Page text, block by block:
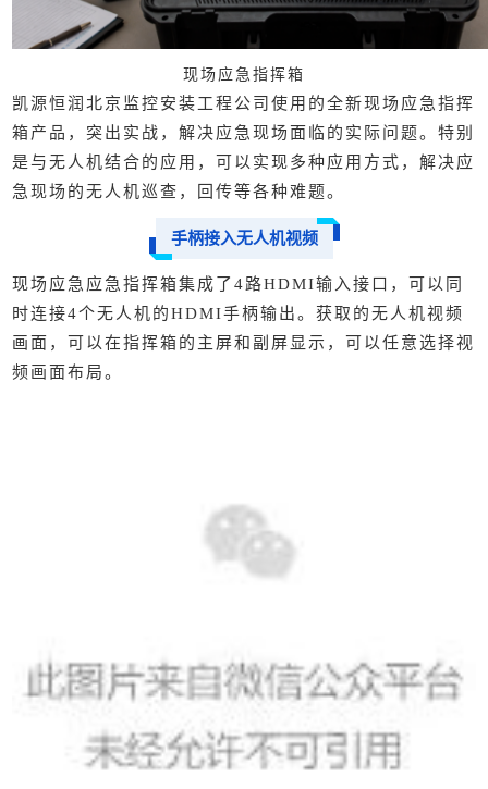
现场应急指挥箱
凯源恒润北京监控安装工程公司使用 的全新现场应急指挥
箱产品，突出实战，解决应急现场面临的实际问题。特别
是与无人机结合的应用，可以实现多种应用方式，解决应
急现场的无人机巡查，回传等各种难题。
手柄接入无人机视频
现场应急应急指挥箱集成了4路HDMI输入接口 ，可以同
时连接4个无人机的HDMI手柄输出。获取的无人机视频
画面，可以在指挥箱的主屏和副屏显示，可以任意选择视
频画面布局。